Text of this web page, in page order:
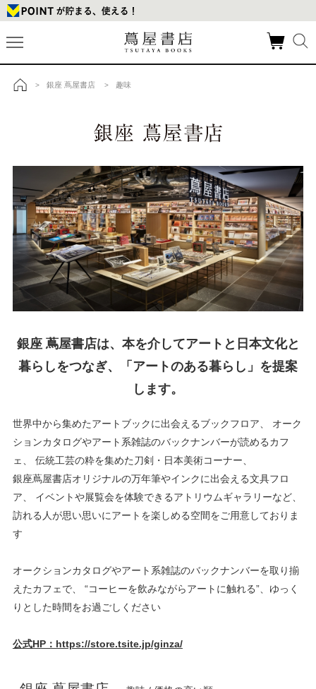
> 銀座 蔦屋書店 > 趣味
銀座 蔦屋書店は、本を介してアートと日本文化と
暮らしをつなぎ、「アートのある暮らし」を提案
します。
世界中から集めたアートブックに出会えるブックフロア、
オーク
ションカタログやアート系雑誌のバックナンバーが読めるカフ
ェ、
伝統工芸の粋を集めた刀剣・日本美術コーナー、
銀座蔦屋書店オリジナルの万年筆やインクに出会える文具フロ
ア、
イベントや展覧会を体験できるアトリウムギャラリーなど、
訪れる人が思い思いにアートを楽しめる空間をご用意しておりま
す
オークションカタログやアート系雑誌のバックナンバーを取り揃
えたカフェで、
“コーヒーを飲みながらアートに触れる”、ゆっく
りとした時間をお過ごしください
公式HP：https://store.tsite.jp/ginza/